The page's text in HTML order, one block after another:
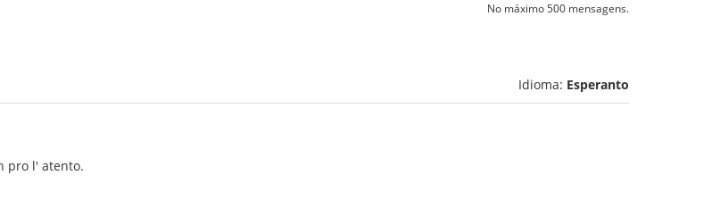
No máximo 500 mensagens.
Idioma: Esperanto
pro l' atento.